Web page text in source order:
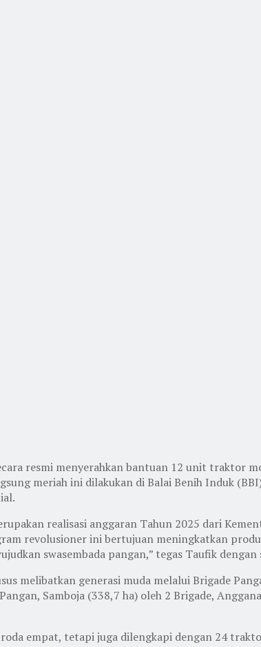
resmi menyerahkan bantuan 12 unit traktor
meriah ini dilakukan di Balai Benih Induk
realisasi anggaran Tahun 2025 dari
revolusioner ini bertujuan meningkatkan
swasembada pangan,” tegas Taufik dengan
melibatkan generasi muda melalui Brigade
Samboja (338,7 ha) oleh 2 Brigade,
empat, tetapi juga dilengkapi dengan 24